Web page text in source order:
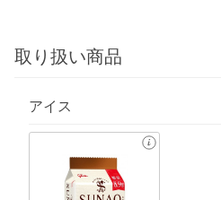
取り扱い商品
アイス